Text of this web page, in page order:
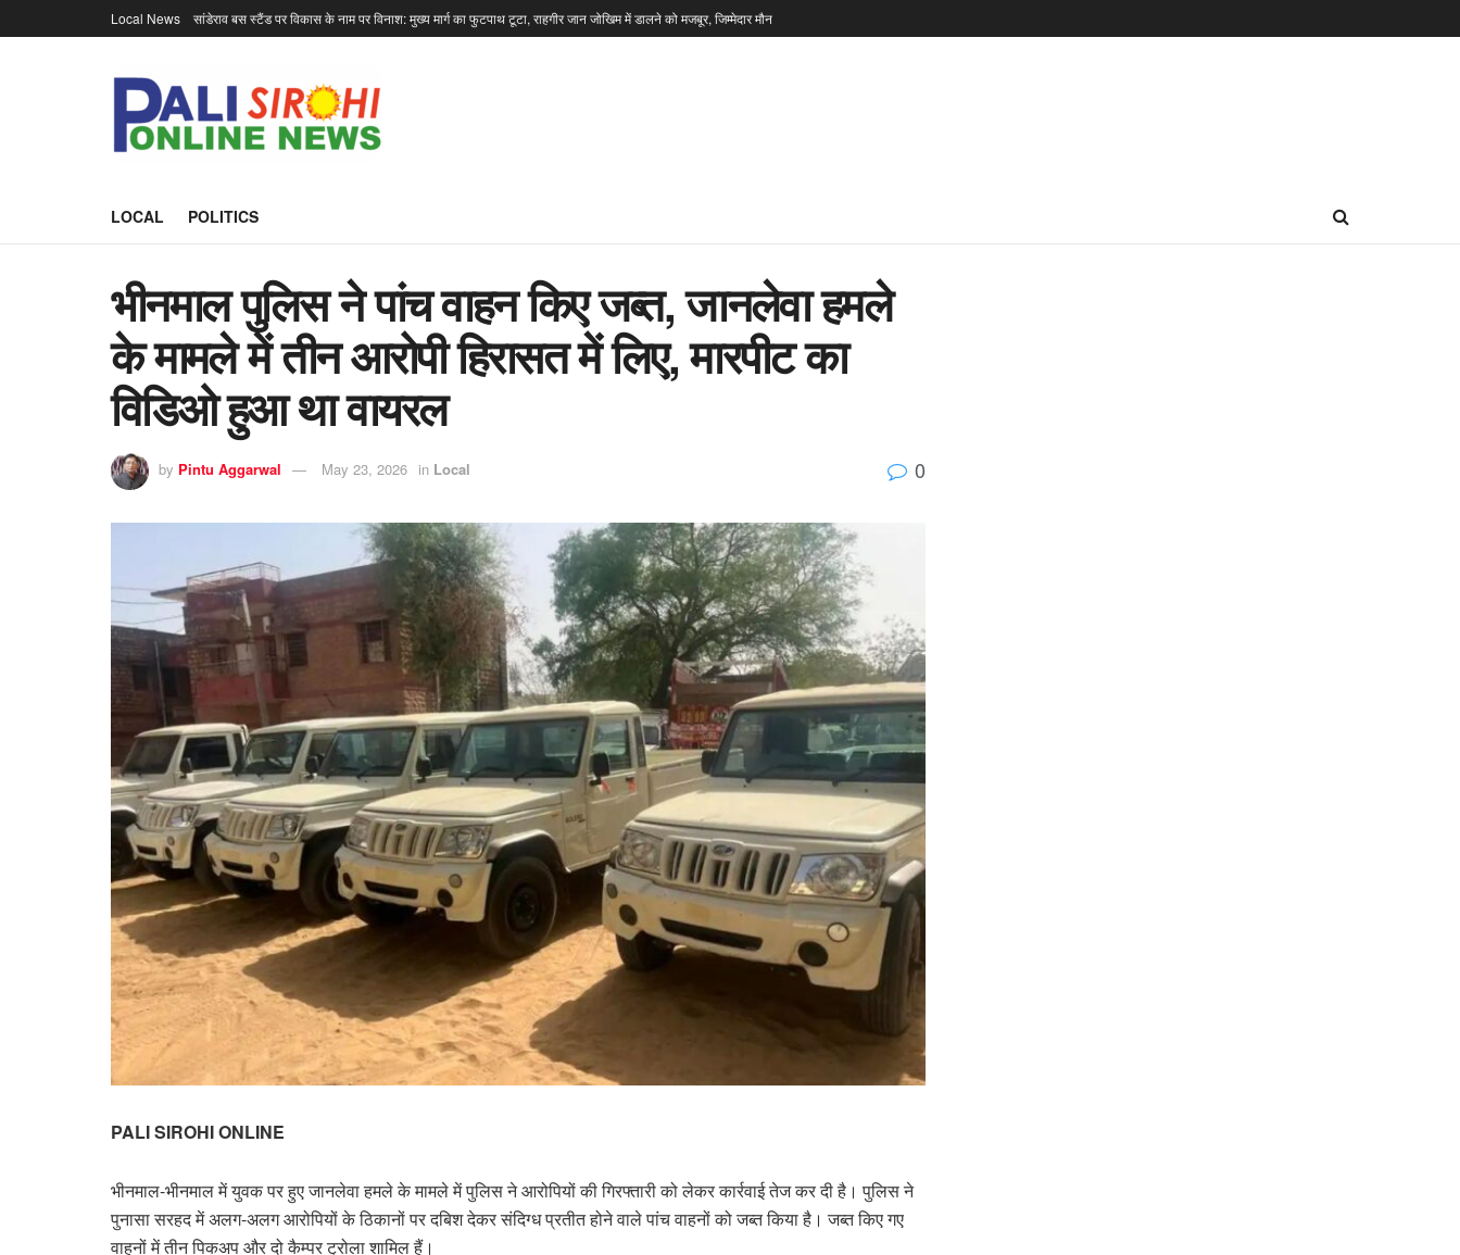
Local News सांडेराव बस स्टैंड पर विकास के नाम पर विनाश: मुख्य मार्ग का फुटपाथ टूटा, राहगीर जान जोखिम में डालने को मजबूर, जिम्मेदार मौन
LOCAL POLITICS
भीनमाल पुलिस ने पांच वाहन किए जब्त, जानलेवा हमले
के मामले में तीन आरोपी हिरासत में लिए, मारपीट का
विडिओ हुआ था वायरल
by Pintu Aggarwal May 23, 2026 in Local 0
PALI SIROHI ONLINE
भीनमाल-भीनमाल में युवक पर हुए जानलेवा हमले के मामले में पुलिस ने आरोपियों की गिरफ्तारी को लेकर कार्रवाई तेज कर दी है। पुलिस ने
पुनासा सरहद में अलग-अलग आरोपियों के ठिकानों पर दबिश देकर संदिग्ध प्रतीत होने वाले पांच वाहनों को जब्त किया है। जब्त किए गए
वाहनों में तीन पिकअप और दो कैम्पर ट्रोला शामिल हैं।